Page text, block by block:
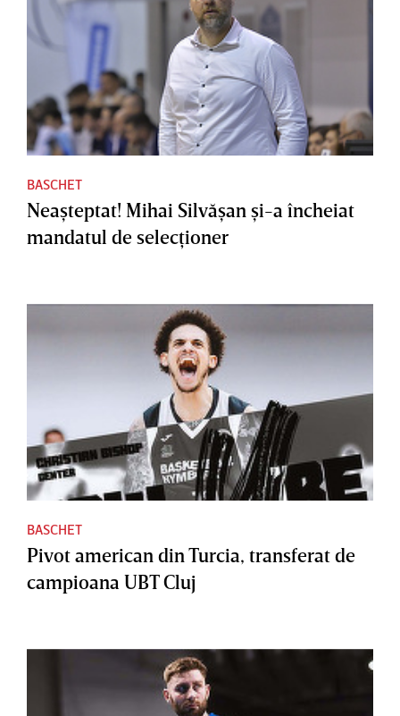
BASCHET
Neaşteptat! Mihai Silvăşan şi-a încheiat
mandatul de selecţioner
BASCHET
Pivot american din Turcia, transferat de
campioana UBT Cluj